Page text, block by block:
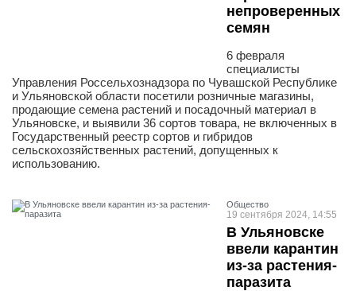
непроверенных
семян
6 февраля
специалисты
Управления Россельхознадзора по Чувашской Республике
и Ульяновской области посетили розничные магазины,
продающие семена растений и посадочный материал в
Ульяновске, и выявили 36 сортов товара, не включенных в
Государственный реестр сортов и гибридов
сельскохозяйственных растений, допущенных к
использованию.
Общество
19 сентября 2024, 14:55
В Ульяновске
ввели карантин
из-за растения-
паразита